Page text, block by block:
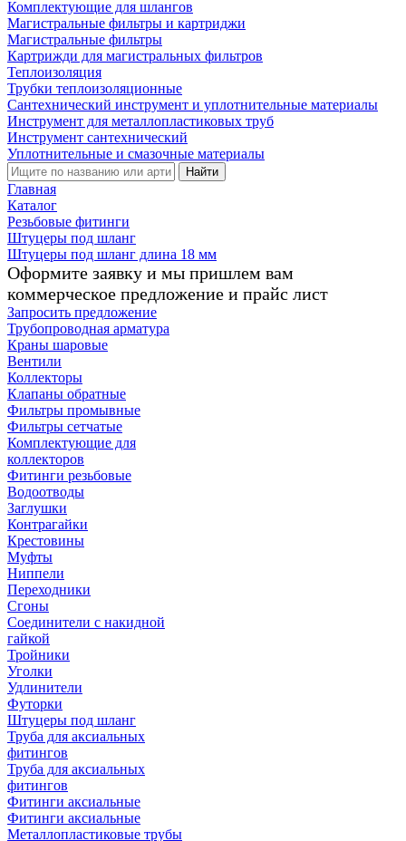
Комплектующие для шлангов
Магистральные фильтры и картриджи
Магистральные фильтры
Картрижди для магистральных фильтров
Теплоизоляция
Трубки теплоизоляционные
Сантехнический инструмент и уплотнительные материалы
Инструмент для металлопластиковых труб
Инструмент сантехнический
Уплотнительные и смазочные материалы
Найти
Главная
Каталог
Резьбовые фитинги
Штуцеры под шланг
Штуцеры под шланг длина 18 мм
Оформите заявку и мы пришлем вам
коммерческое предложение и прайс лист
Запросить предложение
Трубопроводная арматура
Краны шаровые
Вентили
Коллекторы
Клапаны обратные
Фильтры промывные
Фильтры сетчатые
Комплектующие для
коллекторов
Фитинги резьбовые
Водоотводы
Заглушки
Контрагайки
Крестовины
Муфты
Ниппели
Переходники
Сгоны
Соединители с накидной
гайкой
Тройники
Уголки
Удлинители
Футорки
Штуцеры под шланг
Труба для аксиальных
фитингов
Труба для аксиальных
фитингов
Фитинги аксиальные
Фитинги аксиальные
Металлопластиковые трубы